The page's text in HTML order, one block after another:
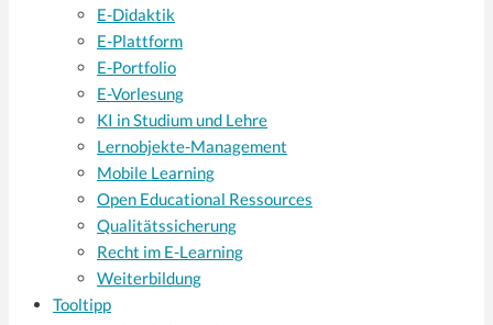
E-Didaktik
E-Plattform
E-Portfolio
E-Vorlesung
KI in Studium und Lehre
Lernobjekte-Management
Mobile Learning
Open Educational Ressources
Qualitätssicherung
Recht im E-Learning
Weiterbildung
Tooltipp